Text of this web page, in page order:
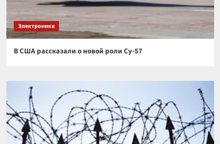
Электроника
В США рассказали о новой роли Су-57